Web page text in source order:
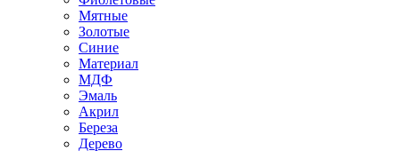
Мятные
Золотые
Синие
Материал
МДФ
Эмаль
Акрил
Береза
Дерево